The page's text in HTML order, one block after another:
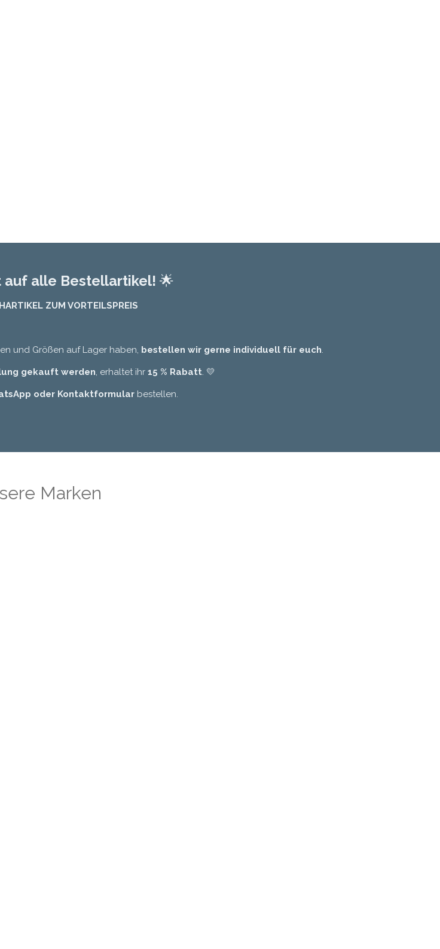
auf alle Bestellartikel! 🌟
ZUM VORTEILSPREIS
und Größen auf Lager haben, bestellen wir gerne individuell für euch.
gekauft werden, erhaltet ihr 15 % Rabatt. 💛
oder Kontaktformular bestellen.
Marken